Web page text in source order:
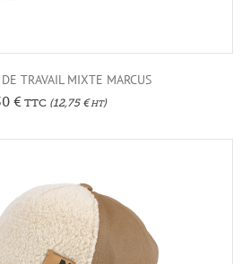
TRAVAIL MIXTE MARCUS
€TTC(12,75 €HT)